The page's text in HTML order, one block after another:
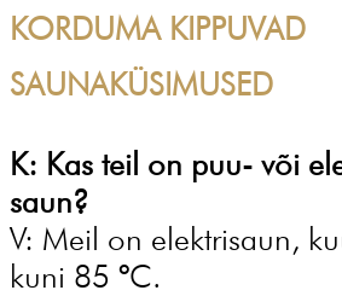
KORDUMA KIPPUVAD
SAUNAKÜSIMUSED
K: Kas teil on puu- või
saun?
V: Meil on elektrisaun,
kuni 85 °C.